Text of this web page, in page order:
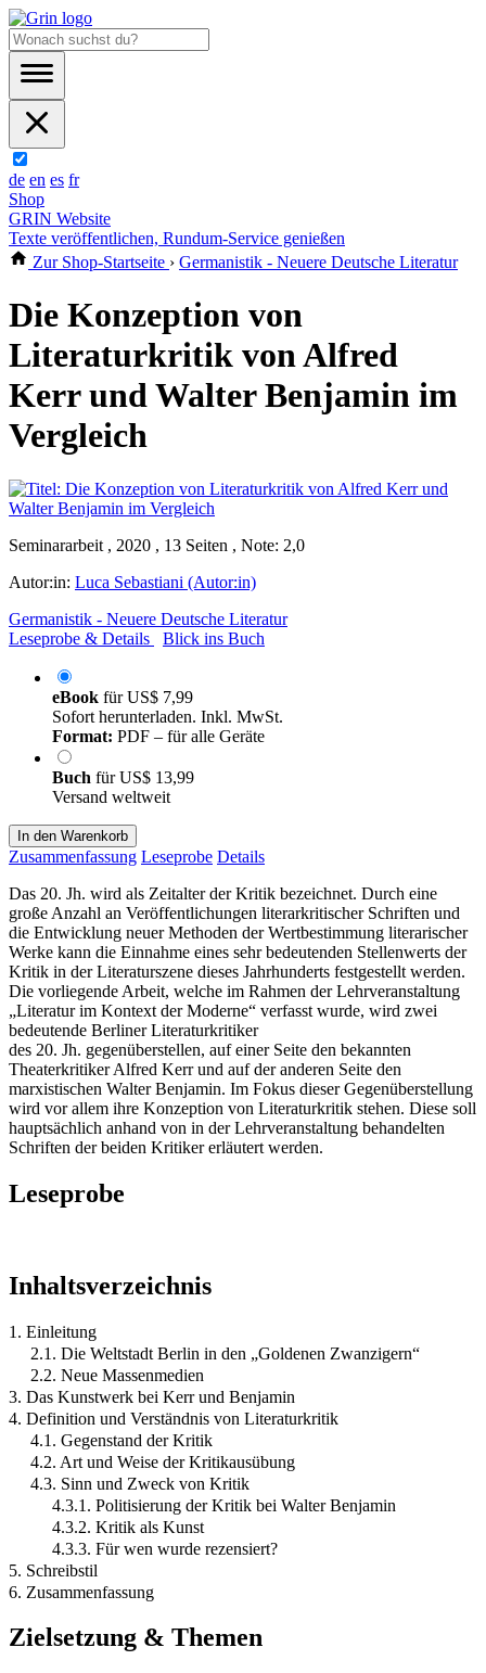
de en es fr
Shop
GRIN Website
Texte veröffentlichen, Rundum-Service genießen
Zur Shop-Startseite › Germanistik - Neuere Deutsche Literatur
Die Konzeption von
Literaturkritik von Alfred
Kerr und Walter Benjamin im
Vergleich
Seminararbeit , 2020 , 13 Seiten , Note: 2,0
Autor:in: Luca Sebastiani (Autor:in)
Germanistik - Neuere Deutsche Literatur
Leseprobe & Details
Blick ins Buch
eBook fürUS$ 7,99
Sofort herunterladen. Inkl. MwSt.
Format: PDF – für alle Geräte
Buch fürUS$ 13,99
Versand weltweit
In den Warenkorb
Zusammenfassung Leseprobe Details
Das 20. Jh. wird als Zeitalter der Kritik bezeichnet. Durch eine
große Anzahl an Veröffentlichungen literarkritischer Schriften und
die Entwicklung neuer Methoden der Wertbestimmung literarischer
Werke kann die Einnahme eines sehr bedeutenden Stellenwerts der
Kritik in der Literaturszene dieses Jahrhunderts festgestellt werden.
Die vorliegende Arbeit, welche im Rahmen der Lehrveranstaltung
„Literatur im Kontext der Moderne“ verfasst wurde, wird zwei
bedeutende Berliner Literaturkritiker
des 20. Jh. gegenüberstellen, auf einer Seite den bekannten
Theaterkritiker Alfred Kerr und auf der anderen Seite den
marxistischen Walter Benjamin. Im Fokus dieser Gegenüberstellung
wird vor allem ihre Konzeption von Literaturkritik stehen. Diese soll
hauptsächlich anhand von in der Lehrveranstaltung behandelten
Schriften der beiden Kritiker erläutert werden.
Leseprobe
Inhaltsverzeichnis
1. Einleitung
2.1. Die Weltstadt Berlin in den „Goldenen Zwanzigern“
2.2. Neue Massenmedien
3. Das Kunstwerk bei Kerr und Benjamin
4. Definition und Verständnis von Literaturkritik
4.1. Gegenstand der Kritik
4.2. Art und Weise der Kritikausübung
4.3. Sinn und Zweck von Kritik
4.3.1. Politisierung der Kritik bei Walter Benjamin
4.3.2. Kritik als Kunst
4.3.3. Für wen wurde rezensiert?
5. Schreibstil
6. Zusammenfassung
Zielsetzung & Themen